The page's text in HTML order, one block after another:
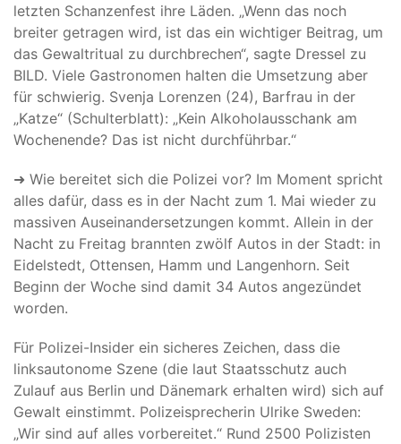
letzten Schanzenfest ihre Läden. „Wenn das noch
breiter getragen wird, ist das ein wichtiger Beitrag, um
das Gewaltritual zu durchbrechen“, sagte Dressel zu
BILD. Viele Gastronomen halten die Umsetzung aber
für schwierig. Svenja Lorenzen (24), Barfrau in der
„Katze“ (Schulterblatt): „Kein Alkoholausschank am
Wochenende? Das ist nicht durchführbar.“
➜ Wie bereitet sich die Polizei vor? Im Moment spricht
alles dafür, dass es in der Nacht zum 1. Mai wieder zu
massiven Auseinandersetzungen kommt. Allein in der
Nacht zu Freitag brannten zwölf Autos in der Stadt: in
Eidelstedt, Ottensen, Hamm und Langenhorn. Seit
Beginn der Woche sind damit 34 Autos angezündet
worden.
Für Polizei-Insider ein sicheres Zeichen, dass die
linksautonome Szene (die laut Staatsschutz auch
Zulauf aus Berlin und Dänemark erhalten wird) sich auf
Gewalt einstimmt. Polizeisprecherin Ulrike Sweden:
„Wir sind auf alles vorbereitet.“ Rund 2500 Polizisten